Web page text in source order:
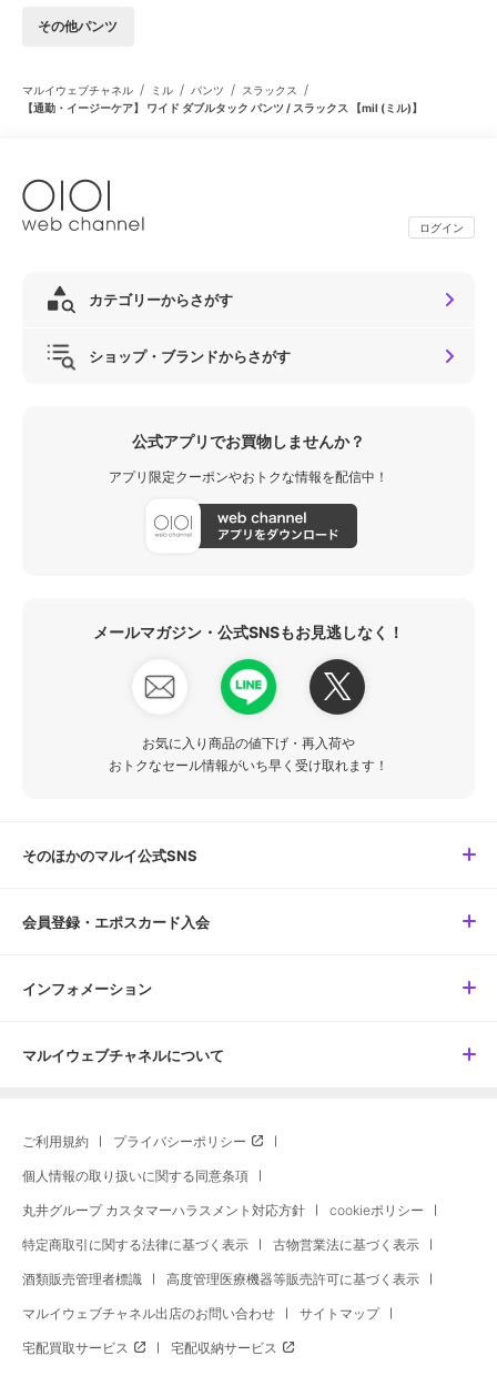
その他パンツ
マルイウェブチャネル / ミル / パンツ / スラックス /
【通勤・イージーケア】 ワイド ダブルタック パンツ / スラックス 【mil (ミル)】
ログイン
カテゴリーからさがす
ショップ・ブランドからさがす
公式アプリでお買物しませんか？
アプリ限定クーポンやおトクな情報を配信中！
メールマガジン・公式SNSもお見逃しなく！
お気に入り商品の値下げ・再入荷や
おトクなセール情報がいち早く受け取れます！
そのほかのマルイ公式SNS
会員登録・エポスカード入会
インフォメーション
マルイウェブチャネルについて
ご利用規約 プライバシーポリシー
個人情報の取り扱いに関する同意条項
丸井グループ カスタマーハラスメント対応方針 cookieポリシー
特定商取引に関する法律に基づく表示 古物営業法に基づく表示
酒類販売管理者標識 高度管理医療機器等販売許可に基づく表示
マルイウェブチャネル出店のお問い合わせ サイトマップ
宅配買取サービス 宅配収納サービス